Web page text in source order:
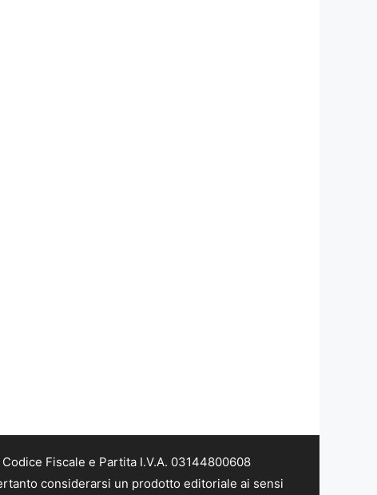
Fiscale e Partita I.V.A. 03144800608
considerarsi un prodotto editoriale ai sensi